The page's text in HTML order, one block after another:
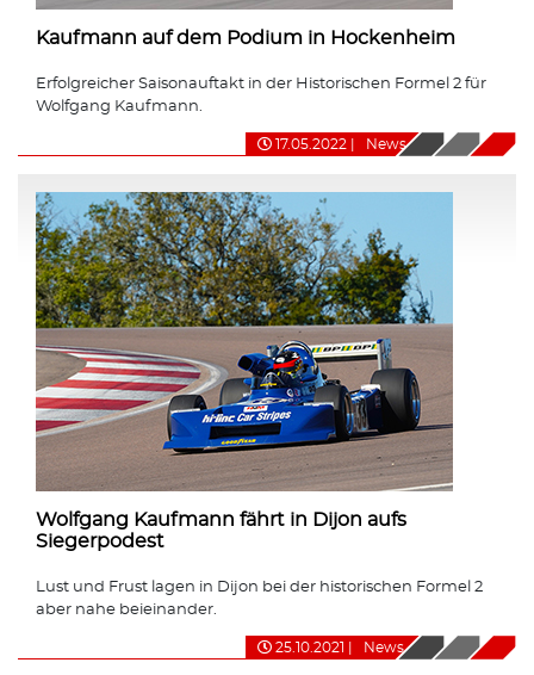
Kaufmann auf dem Podium in Hockenheim
Erfolgreicher Saisonauftakt in der Historischen Formel 2 für
Wolfgang Kaufmann.
17.05.2022 News
Wolfgang Kaufmann fährt in Dijon aufs
Siegerpodest
Lust und Frust lagen in Dijon bei der historischen Formel 2
aber nahe beieinander.
25.10.2021 News